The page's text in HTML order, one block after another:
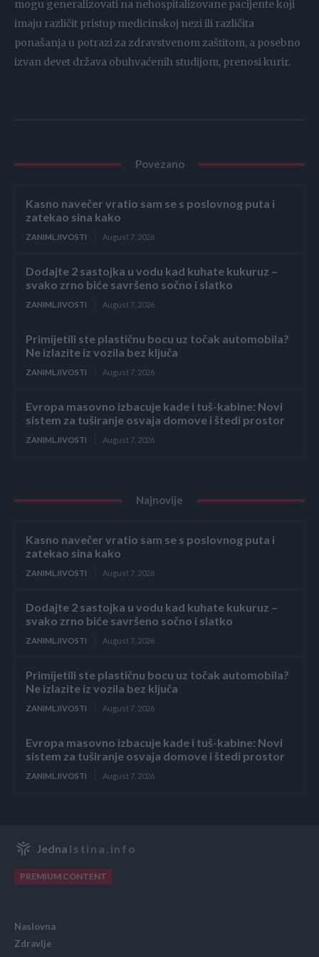
mogu generalizovati na nehospitalizovane pacijente koji
imaju različit pristup medicinskoj nezi ili različita
ponašanja u potrazi za zdravstvenom zaštitom, a posebno
izvan devet država obuhvaćenih studijom, prenosi kurir.
Povezano
Kasno navečer vratio sam se s poslovnog puta i
zatekao sina kako
ZANIMLJIVOSTI August 7, 2026
Dodajte 2 sastojka u vodu kad kuhate kukuruz –
svako zrno biće savršeno sočno i slatko
ZANIMLJIVOSTI August 7, 2026
Primijetili ste plastičnu bocu uz točak automobila?
Ne izlazite iz vozila bez ključa
ZANIMLJIVOSTI August 7, 2026
Evropa masovno izbacuje kade i tuš-kabine: Novi
sistem za tuširanje osvaja domove i štedi prostor
ZANIMLJIVOSTI August 7, 2026
Najnovije
Kasno navečer vratio sam se s poslovnog puta i
zatekao sina kako
ZANIMLJIVOSTI August 7, 2026
Dodajte 2 sastojka u vodu kad kuhate kukuruz –
svako zrno biće savršeno sočno i slatko
ZANIMLJIVOSTI August 7, 2026
Primijetili ste plastičnu bocu uz točak automobila?
Ne izlazite iz vozila bez ključa
ZANIMLJIVOSTI August 7, 2026
Evropa masovno izbacuje kade i tuš-kabine: Novi
sistem za tuširanje osvaja domove i štedi prostor
ZANIMLJIVOSTI August 7, 2026
Jedna Istina.info
PREMIUM CONTENT
Naslovna
Zdravlje